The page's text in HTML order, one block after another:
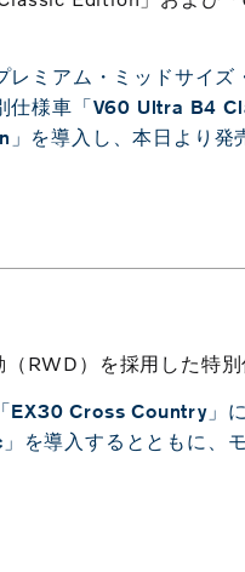
ミアム・ミッドサイ
仕様車「V60 Ultra B4
を導入し、本日より発
RWD）を採用した特別
EX30 Cross Country」
導入するとともに、